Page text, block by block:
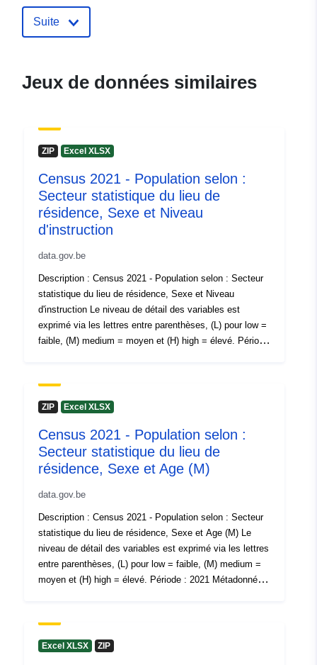
éditeur:
Page d'accueil:
contact:
Courriel:
mailto:statbel@economie.fgov.be
URL: https://statbel.fgov.be/fr
Compte rendu du
Ajoutée à data.europa.eu:
Mise à jour sur data.europa.eu:
] ]
Type:
Polygon
Identificateurs:
uriRef: http://data.europa.eu/88u/dataset/
Droits d'accès: public
temporelle:
Suite
Jeux de données similaires
ZIP Excel XLSX
Census 2021 - Population selon :
Secteur statistique du lieu de
résidence, Sexe et Niveau
d'instruction
data.gov.be
Description : Census 2021 - Population selon : Secteur
statistique du lieu de résidence, Sexe et Niveau
d'instruction Le niveau de détail des variables est
exprimé via les lettres entre parenthèses, (L) pour low =
faible, (M) medium = moyen et (H) high = élevé. Période
n°763/2008 Vous trouverez plus d’informations, de
données et de publications à ce sujet sur Census 2021
ZIP Excel XLSX
Census 2021 - Population selon :
Secteur statistique du lieu de
résidence, Sexe et Age (M)
data.gov.be
Description : Census 2021 - Population selon : Secteur
statistique du lieu de résidence, Sexe et Age (M) Le
niveau de détail des variables est exprimé via les lettres
entre parenthèses, (L) pour low = faible, (M) medium =
moyen et (H) high = élevé. Période : 2021 Métadonnées
plus d’informations, de données et de publications à ce
sujet sur Census 2021
Excel XLSX ZIP